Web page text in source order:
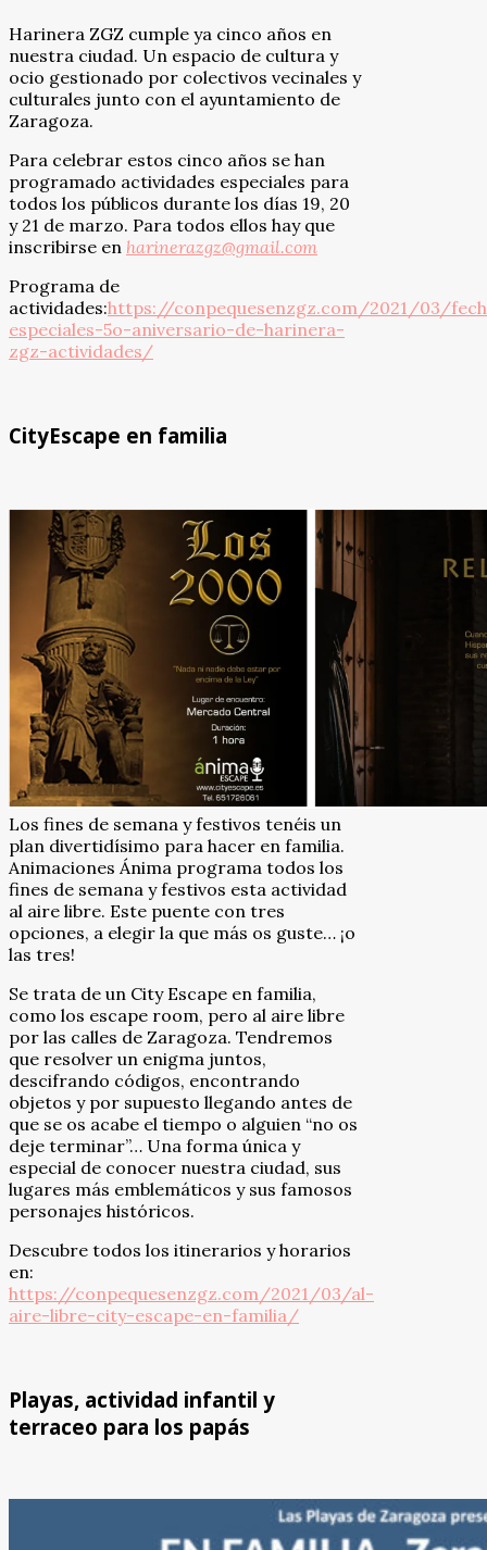
Harinera ZGZ cumple ya cinco años en
nuestra ciudad. Un espacio de cultura y
ocio gestionado por colectivos vecinales y
culturales junto con el ayuntamiento de
Zaragoza.
Para celebrar estos cinco años se han
programado actividades especiales para
todos los públicos durante los días 19, 20
y 21 de marzo. Para todos ellos hay que
inscribirse en harinerazgz@gmail.com
Programa de
actividades:https://conpequesenzgz.com/2021/03/
especiales-5o-aniversario-de-harinera-
zgz-actividades/
CityEscape en familia
Los fines de semana y festivos tenéis un
plan divertidísimo para hacer en familia.
Animaciones Ánima programa todos los
fines de semana y festivos esta actividad
al aire libre. Este puente con tres
opciones, a elegir la que más os guste… ¡o
las tres!
Se trata de un City Escape en familia,
como los escape room, pero al aire libre
por las calles de Zaragoza. Tendremos
que resolver un enigma juntos,
descifrando códigos, encontrando
objetos y por supuesto llegando antes de
que se os acabe el tiempo o alguien “no os
deje terminar”… Una forma única y
especial de conocer nuestra ciudad, sus
lugares más emblemáticos y sus famosos
personajes históricos.
Descubre todos los itinerarios y horarios
en:
https://conpequesenzgz.com/2021/03/al-
aire-libre-city-escape-en-familia/
Playas, actividad infantil y
terraceo para los papás